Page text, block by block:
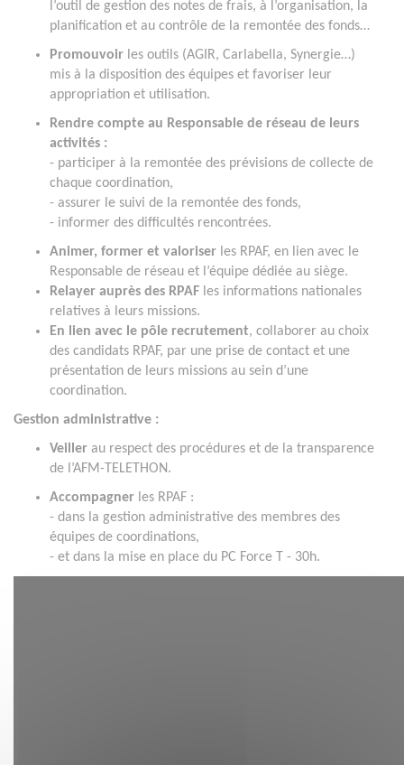
l’outil de gestion des notes de frais, à l’organisation, la
planification et au contrôle de la remontée des fonds…
Promouvoir les outils (AGIR, Carlabella, Synergie…)
mis à la disposition des équipes et favoriser leur
appropriation et utilisation.
Rendre compte au Responsable de réseau de leurs
activités :
- participer à la remontée des prévisions de collecte de
chaque coordination,
- assurer le suivi de la remontée des fonds,
- informer des difficultés rencontrées.
Animer, former et valoriser les RPAF, en lien avec le
Responsable de réseau et l’équipe dédiée au siège.
Relayer auprès des RPAF les informations nationales
relatives à leurs missions.
En lien avec le pôle recrutement, collaborer au choix
des candidats RPAF, par une prise de contact et une
présentation de leurs missions au sein d’une
coordination.
Gestion administrative :
Veiller au respect des procédures et de la transparence
de l’AFM-TELETHON.
Accompagner les RPAF :
- dans la gestion administrative des membres des
équipes de coordinations,
- et dans la mise en place du PC Force T - 30h.